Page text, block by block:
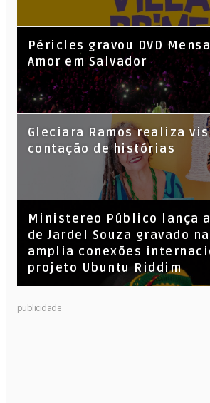
Péricles gravou DVD
Amor em Salvador
KL Jay (Racionais MC’s), DJ
Leandro Vitrola na
Gleciara Ramos realiza
contação de histórias
​Ministereo Público lança
de Jardel Souza gravado
amplia conexões
projeto Ubuntu Riddim
publicidade